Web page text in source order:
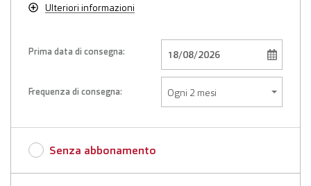
Ulteriori informazioni
Prima data di consegna:
Frequenza di consegna:
Senza abbonamento